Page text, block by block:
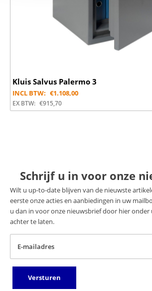
Kluis Salvus Palermo 3
INCL BTW: €1.108,00
EX BTW: €915,70
Schrijf u in voor onze
Wilt u up-to-date blijven van de nieuwste
eerste onze acties en aanbiedingen in uw
u dan in voor onze nieuwsbrief door hier onder
achter te laten.
E-mailadres
Versturen